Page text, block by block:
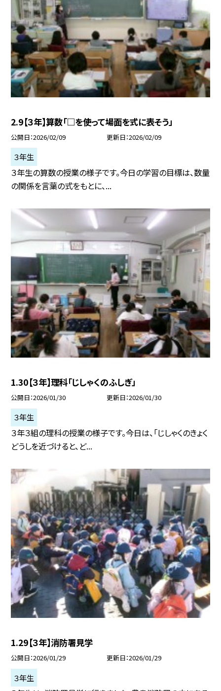
2.9【３年】算数「□を使って場面を式に表そう」
公開日 2026/02/09 更新日 2026/02/09
３年生
３年生の算数の授業の様子です。今日の学習の目標は、数量
の関係を言葉の式をもとに、...
1.30【３年】理科「じしゃくのふしぎ」
公開日 2026/01/30 更新日 2026/01/30
３年生
３年３組の理科の授業の様子です。今日は、「じしゃくのきょく
どうしを近づけると、ど...
1.29【３年】消防署見学
公開日 2026/01/29 更新日 2026/01/29
３年生